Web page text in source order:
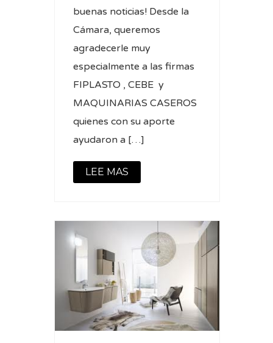
buenas noticias! Desde la
Cámara, queremos
agradecerle muy
especialmente a las firmas
FIPLASTO , CEBE y
MAQUINARIAS CASEROS
quienes con su aporte
ayudaron a […]
LEE MAS